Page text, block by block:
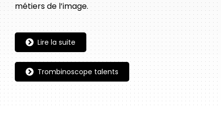
métiers de l’image.
Lire la suite
Trombinoscope talents